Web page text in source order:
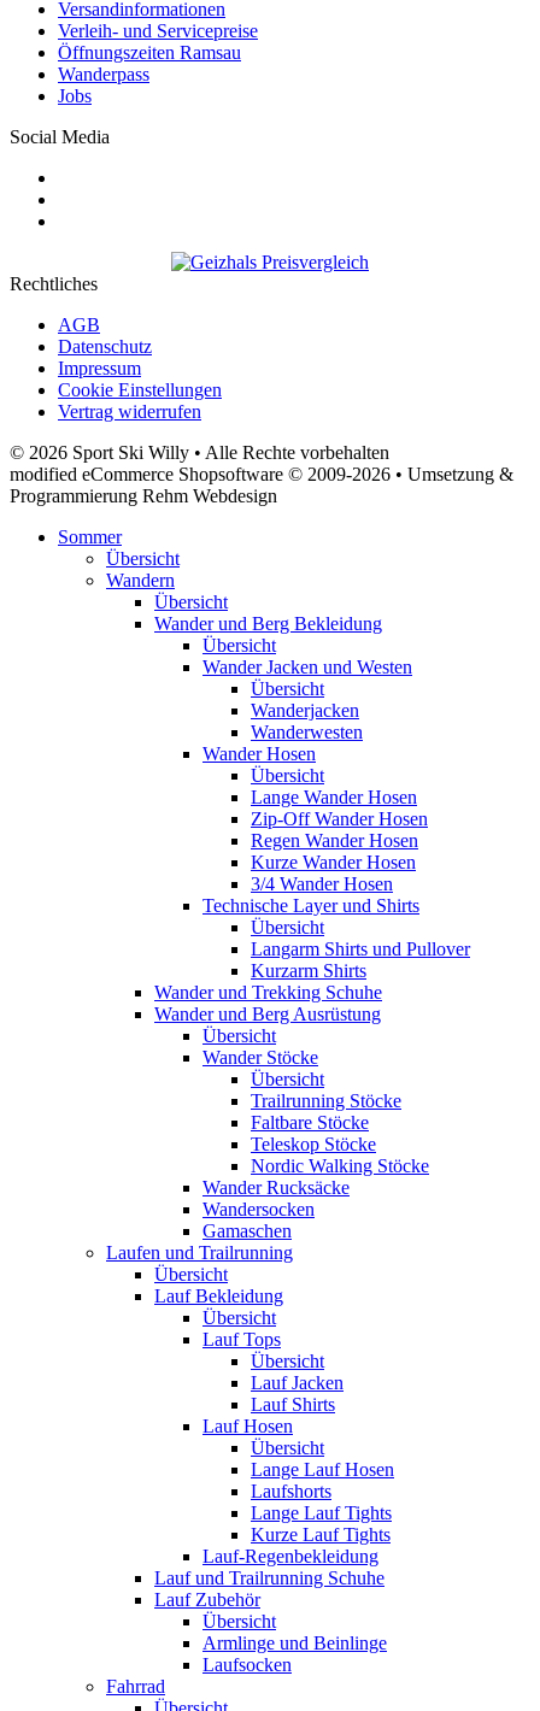
Versandinformationen
Verleih- und Servicepreise
Öffnungszeiten Ramsau
Wanderpass
Jobs
Social Media
Rechtliches
AGB
Datenschutz
Impressum
Cookie Einstellungen
Vertrag widerrufen
© 2026 Sport Ski Willy • Alle Rechte vorbehalten
modified eCommerce Shopsoftware © 2009-2026 • Umsetzung &
Programmierung Rehm Webdesign
Sommer
Übersicht
Wandern
Übersicht
Wander und Berg Bekleidung
Übersicht
Wander Jacken und Westen
Übersicht
Wanderjacken
Wanderwesten
Wander Hosen
Übersicht
Lange Wander Hosen
Zip-Off Wander Hosen
Regen Wander Hosen
Kurze Wander Hosen
3/4 Wander Hosen
Technische Layer und Shirts
Übersicht
Langarm Shirts und Pullover
Kurzarm Shirts
Wander und Trekking Schuhe
Wander und Berg Ausrüstung
Übersicht
Wander Stöcke
Übersicht
Trailrunning Stöcke
Faltbare Stöcke
Teleskop Stöcke
Nordic Walking Stöcke
Wander Rucksäcke
Wandersocken
Gamaschen
Laufen und Trailrunning
Übersicht
Lauf Bekleidung
Übersicht
Lauf Tops
Übersicht
Lauf Jacken
Lauf Shirts
Lauf Hosen
Übersicht
Lange Lauf Hosen
Laufshorts
Lange Lauf Tights
Kurze Lauf Tights
Lauf-Regenbekleidung
Lauf und Trailrunning Schuhe
Lauf Zubehör
Übersicht
Armlinge und Beinlinge
Laufsocken
Fahrrad